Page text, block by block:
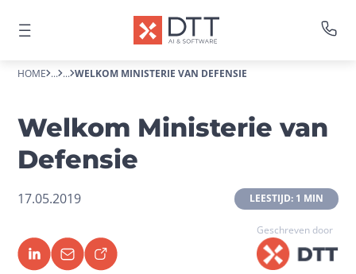
HOME ... ... WELKOM MINISTERIE VAN DEFENSIE
Welkom Ministerie van
Defensie
17.05.2019 LEESTIJD: 1 MIN
Geschreven door